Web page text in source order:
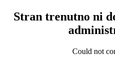
Stran trenutno ni
Could not